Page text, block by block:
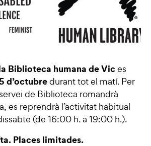
Biblioteca humana de Vices
d’octubredurant tot el matí. Per
de Biblioteca romandrà
es reprendrà l’activitat habitual
(de 16:00 h. a 19:00 h.).
Places limitades.